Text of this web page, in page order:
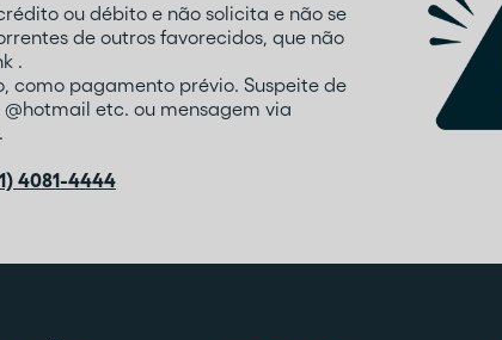
ou débito e não solicita e não se
de outros favorecidos, que não
.
pagamento prévio. Suspeite de
etc. ou mensagem via
4081-4444